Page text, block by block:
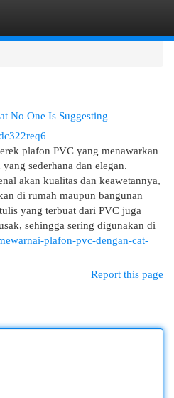
No One Is Suggesting
plafon PVC yang menawarkan
sederhana dan elegan.
akan kualitas dan keawetannya,
di rumah maupun bangunan
yang terbuat dari PVC juga
sehingga sering digunakan di
plafon-pvc-dengan-cat-
Report this page